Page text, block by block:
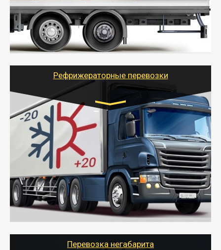
- Экономный способ доставить вещи от 200 кг в
другой город - догрузом или попутно. Попутные
грузоперевозки для физлиц, ИП и юрлиц обходятся
дешевле.
- Тайгер Логистик организует доставку
крупногабаритных и личных вещей по нужному
для погрузочно-разгрузочных работ при перевозке.
Рефрижераторные перевозки
Транспорт:
Газель (1,5 и 3 тонны), Бычок, Еврофура от 5 до
10 тонн
от 6000 руб.
- Рефрижераторные перевозки грузов с
соблюдением температурного режима, работающим
термописцем, санитарной обработкой кузова и мед.
книжкой у водителя.
- Тайгер Логистик поможет быстро перевезти
скоропортящиеся продукты в любой город России с
Перевозка негабарита